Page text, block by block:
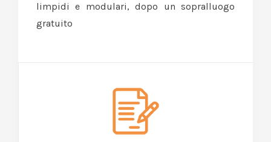
limpidi e modulari, dopo un sopralluogo
gratuito